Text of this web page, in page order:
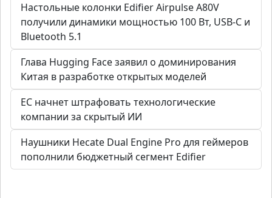
Настольные колонки Edifier Airpulse A80V
получили динамики мощностью 100 Вт, USB-C и
Bluetooth 5.1
Глава Hugging Face заявил о доминирования
Китая в разработке открытых моделей
ЕС начнет штрафовать технологические
компании за скрытый ИИ
Наушники Hecate Dual Engine Pro для геймеров
пополнили бюджетный сегмент Edifier